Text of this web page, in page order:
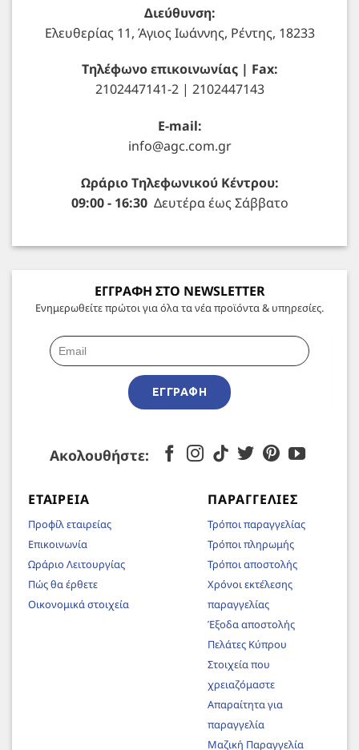
Διεύθυνση:
Ελευθερίας 11, Άγιος Ιωάννης, Ρέντης, 18233
Τηλέφωνο επικοινωνίας | Fax:
2102447141-2 | 2102447143
E-mail:
info@agc.com.gr
Ωράριο Τηλεφωνικού Κέντρου:
09:00 - 16:30Δευτέρα έως Σάββατο
ΕΓΓΡΑΦΗ ΣΤΟ NEWSLETTER
Ενημερωθείτε πρώτοι για όλα τα νέα προϊόντα & υπηρεσίες.
ΕΓΓΡΑΦΉ
Ακολουθήστε:
ΕΤΑΙΡΕΊΑ
Προφίλ εταιρείας
Επικοινωνία
Ωράριο Λειτουργίας
Πώς θα έρθετε
Οικονομικά στοιχεία
ΠΑΡΑΓΓΕΛΊΕΣ
Τρόποι παραγγελίας
Τρόποι πληρωμής
Τρόποι αποστολής
Χρόνοι εκτέλεσης
παραγγελίας
Έξοδα αποστολής
Πελάτες Κύπρου
Στοιχεία που
χρειαζόμαστε
Απαραίτητα για
παραγγελία
Μαζική Παραγγελία